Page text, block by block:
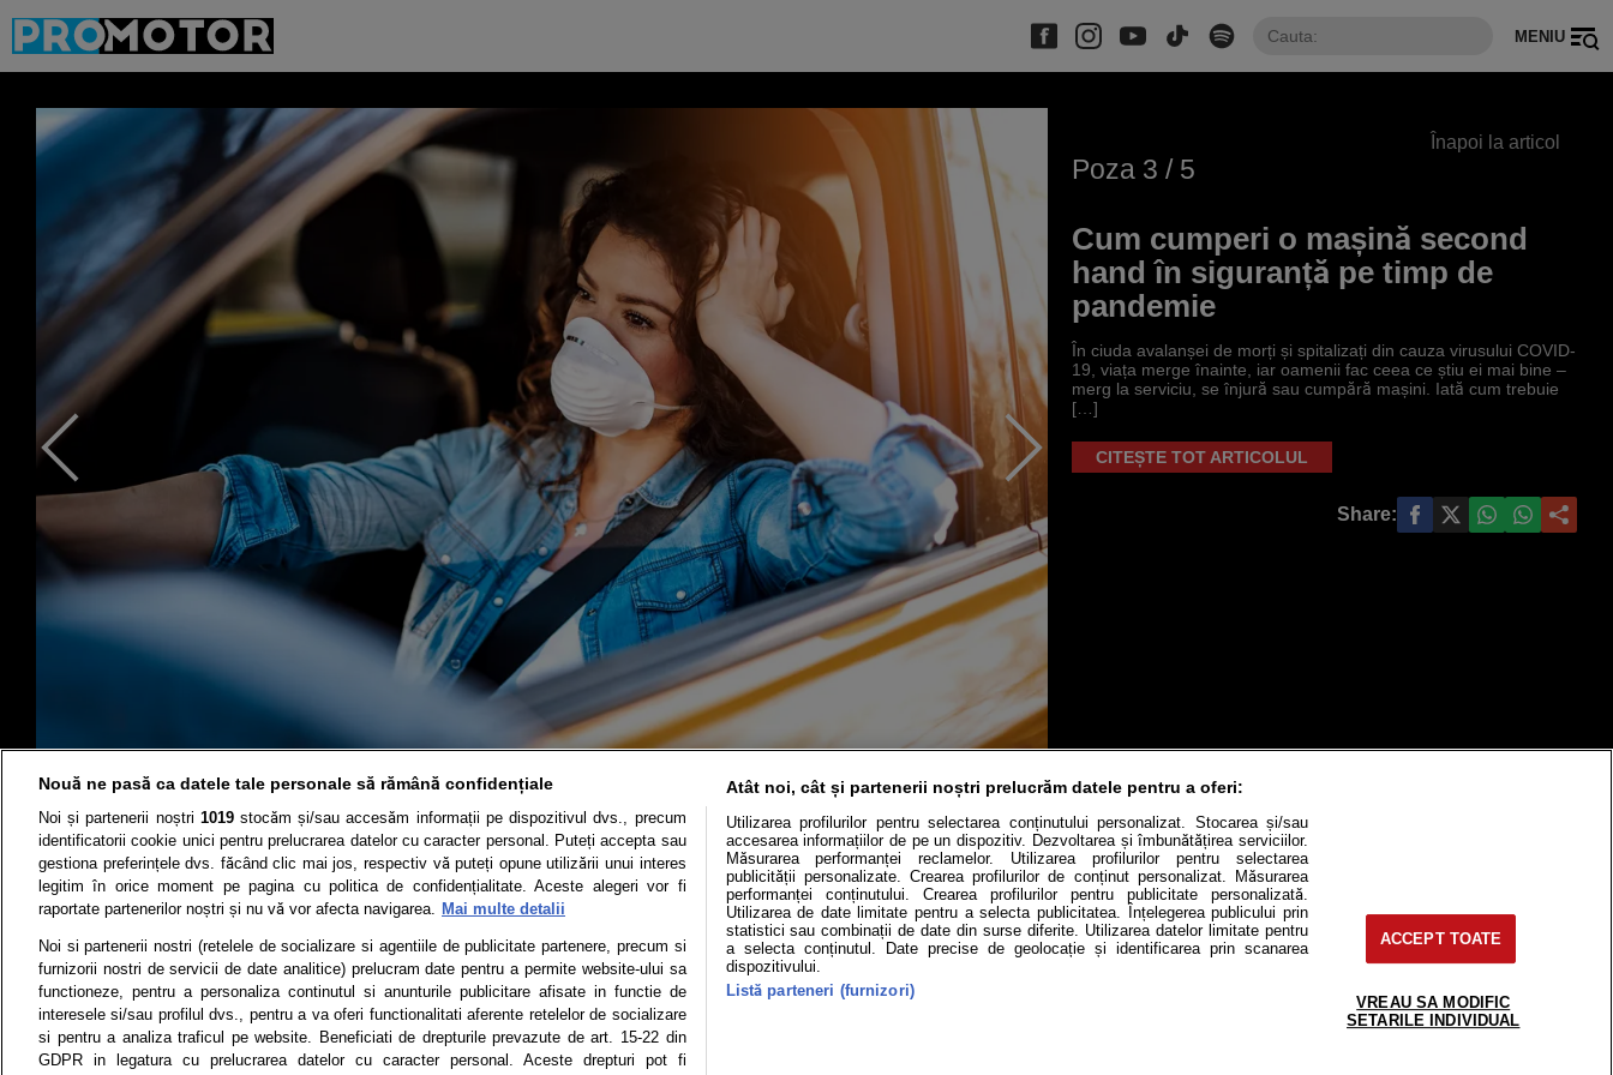
MENIU
Înapoi la articol
Poza 3 / 5
Cum cumperi o mașină second
hand în siguranță pe timp de
pandemie
În ciuda avalanșei de morți și spitalizați din cauza virusului COVID-
19, viața merge înainte, iar oamenii fac ceea ce știu ei mai bine –
merg la serviciu, se înjură sau cumpără mașini. Iată cum trebuie
[…]
CITEȘTE TOT ARTICOLUL
Share:
Știri Test drive Mașini electrice Utile Video Podcast cu Prioritate Cât costă?
Politica de cookies Echipa editorială Contact Modifică Setările
Toate drepturile rezervate | Citarea se poate face în limita a 250 de semne. Nicio instituţie sau persoană (site-uri, instituţii mass-media, firme de
monitorizare) nu poate reproduce integral scrierile publicistice purtătoare de Drepturi de Autor fără acordul nostru.
Nouă ne pasă ca datele tale personale să rămână confidențiale
Noi și partenerii noștri 1019stocăm și/sau accesăm informații pe dispozitivul dvs., precum
identificatorii cookie unici pentru prelucrarea datelor cu caracter personal. Puteți accepta sau
gestiona preferințele dvs. făcând clic mai jos, respectiv vă puteți opune utilizării unui interes
legitim în orice moment pe pagina cu politica de confidențialitate. Aceste alegeri vor fi
raportate partenerilor noștri și nu vă vor afecta navigarea. Mai multe detalii
Noi si partenerii nostri (retelele de socializare si agentiile de publicitate partenere, precum si
furnizorii nostri de servicii de date analitice) prelucram date pentru a permite website-ului sa
functioneze, pentru a personaliza continutul si anunturile publicitare afisate in functie de
interesele si/sau profilul dvs., pentru a va oferi functionalitati aferente retelelor de socializare
si pentru a analiza traficul pe website. Beneficiati de drepturile prevazute de art. 15-22 din
GDPR in legatura cu prelucrarea datelor cu caracter personal. Aceste drepturi pot fi
Atât noi, cât și partenerii noștri prelucrăm datele pentru a oferi:
Utilizarea profilurilor pentru selectarea conținutului personalizat. Stocarea și/sau
accesarea informațiilor de pe un dispozitiv. Dezvoltarea și îmbunătățirea serviciilor.
Măsurarea performanței reclamelor. Utilizarea profilurilor pentru selectarea
publicității personalizate. Crearea profilurilor de conținut personalizat. Măsurarea
performanței conținutului. Crearea profilurilor pentru publicitate personalizată.
Utilizarea de date limitate pentru a selecta publicitatea. Înțelegerea publicului prin
statistici sau combinații de date din surse diferite. Utilizarea datelor limitate pentru
a selecta conținutul. Date precise de geolocație și identificarea prin scanarea
dispozitivului.
Listă parteneri (furnizori)
ACCEPT TOATE
VREAU SA MODIFIC
SETARILE INDIVIDUAL